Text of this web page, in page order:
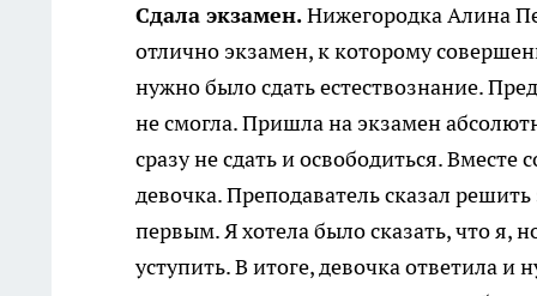
Сдала экзамен.Нижегородка Алина
отлично экзамен, к которому
нужно было сдать естествознание.
не смогла. Пришла на экзамен
сразу не сдать и освободиться.
девочка. Преподаватель сказал
первым. Я хотела было сказать, что я,
уступить. В итоге, девочка ответила и